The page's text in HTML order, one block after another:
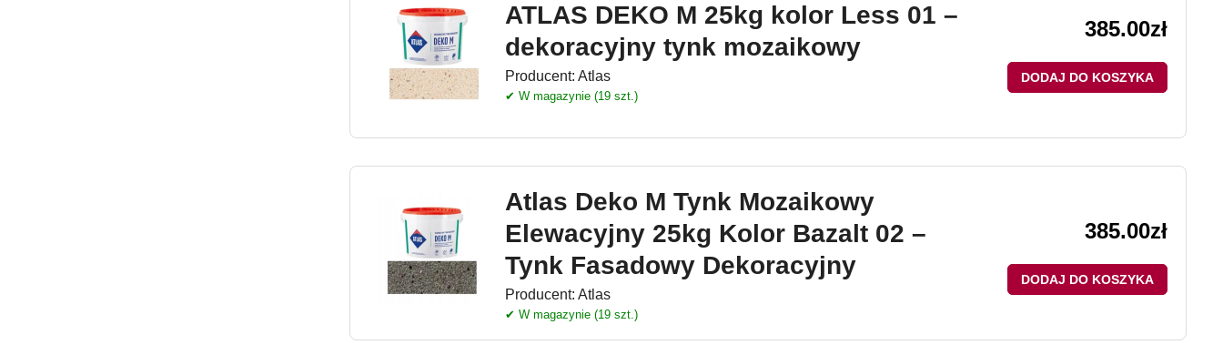
ATLAS DEKO M 25kg kolor Less 01 –
dekoracyjny tynk mozaikowy
Producent: Atlas
✔ W magazynie (19 szt.)
385.00zł
DODAJ DO KOSZYKA
Atlas Deko M Tynk Mozaikowy
Elewacyjny 25kg Kolor Bazalt 02 –
Tynk Fasadowy Dekoracyjny
Producent: Atlas
✔ W magazynie (19 szt.)
385.00zł
DODAJ DO KOSZYKA